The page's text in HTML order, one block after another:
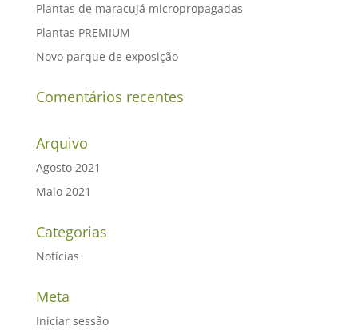
Plantas de maracujá micropropagadas
Plantas PREMIUM
Novo parque de exposição
Comentários recentes
Arquivo
Agosto 2021
Maio 2021
Categorias
Notícias
Meta
Iniciar sessão